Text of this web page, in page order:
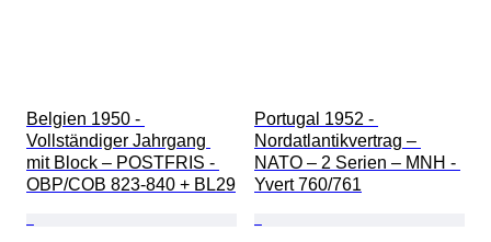
Belgien 1950 -
Vollständiger Jahrgang
mit Block – POSTFRIS -
OBP/COB 823-840 + BL29
Portugal 1952 -
Nordatlantikvertrag –
NATO – 2 Serien – MNH -
Yvert 760/761